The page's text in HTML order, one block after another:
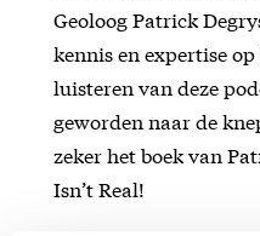
Geoloog Patrick
kennis en expertise
luisteren van deze
geworden naar de
zeker het boek van
Isn’t Real!